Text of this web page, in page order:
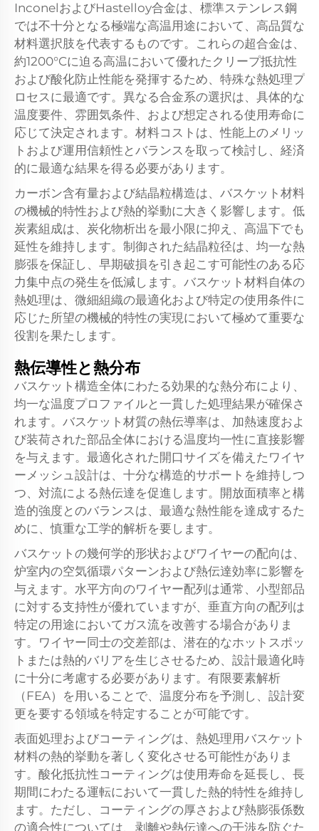
InconelおよびHastelloy合金は、標準ステンレス鋼
では不十分となる極端な高温用途において、高品質な
材料選択肢を代表するものです。これらの超合金は、
約1200°Cに迫る高温において優れたクリープ抵抗性
および酸化防止性能を発揮するため、特殊な熱処理プ
ロセスに最適です。異なる合金系の選択は、具体的な
温度要件、雰囲気条件、および想定される使用寿命に
応じて決定されます。材料コストは、性能上のメリッ
トおよび運用信頼性とバランスを取って検討し、経済
的に最適な結果を得る必要があります。
カーボン含有量および結晶粒構造は、バスケット材料
の機械的特性および熱的挙動に大きく影響します。低
炭素組成は、炭化物析出を最小限に抑え、高温下でも
延性を維持します。制御された結晶粒径は、均一な熱
膨張を保証し、早期破損を引き起こす可能性のある応
力集中点の発生を低減します。バスケット材料自体の
熱処理は、微細組織の最適化および特定の使用条件に
応じた所望の機械的特性の実現において極めて重要な
役割を果たします。
熱伝導性と熱分布
バスケット構造全体にわたる効果的な熱分布により、
均一な温度プロファイルと一貫した処理結果が確保さ
れます。バスケット材質の熱伝導率は、加熱速度およ
び装荷された部品全体における温度均一性に直接影響
を与えます。最適化された開口サイズを備えたワイヤ
ーメッシュ設計は、十分な構造的サポートを維持しつ
つ、対流による熱伝達を促進します。開放面積率と構
造的強度とのバランスは、最適な熱性能を達成するた
めに、慎重な工学的解析を要します。
バスケットの幾何学的形状およびワイヤーの配向は、
炉室内の空気循環パターンおよび熱伝達効率に影響を
与えます。水平方向のワイヤー配列は通常、小型部品
に対する支持性が優れていますが、垂直方向の配列は
特定の用途においてガス流を改善する場合がありま
す。ワイヤー同士の交差部は、潜在的なホットスポッ
トまたは熱的バリアを生じさせるため、設計最適化時
に十分に考慮する必要があります。有限要素解析
（FEA）を用いることで、温度分布を予測し、設計変
更を要する領域を特定することが可能です。
表面処理およびコーティングは、熱処理用バスケット
材料の熱的挙動を著しく変化させる可能性がありま
す。酸化抵抗性コーティングは使用寿命を延長し、長
期間にわたる運転において一貫した熱的特性を維持し
ます。ただし、コーティングの厚さおよび熱膨張係数
の適合性については、剥離や熱伝達への干渉を防ぐた